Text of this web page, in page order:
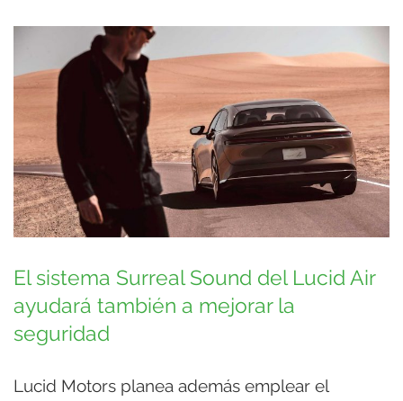
El sistema Surreal Sound del Lucid Air
ayudará también a mejorar la
seguridad
Lucid Motors planea además emplear el